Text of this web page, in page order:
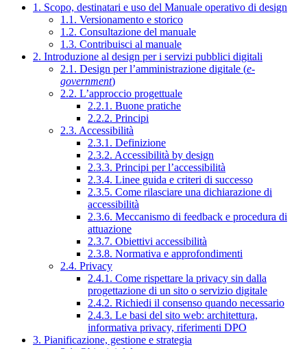
1. Scopo, destinatari e uso del Manuale operativo di design
1.1. Versionamento e storico
1.2. Consultazione del manuale
1.3. Contribuisci al manuale
2. Introduzione al design per i servizi pubblici digitali
2.1. Design per l’amministrazione digitale (e-
government)
2.2. L’approccio progettuale
2.2.1. Buone pratiche
2.2.2. Principi
2.3. Accessibilità
2.3.1. Definizione
2.3.2. Accessibilità by design
2.3.3. Principi per l’accessibilità
2.3.4. Linee guida e criteri di successo
2.3.5. Come rilasciare una dichiarazione di
accessibilità
2.3.6. Meccanismo di feedback e procedura di
attuazione
2.3.7. Obiettivi accessibilità
2.3.8. Normativa e approfondimenti
2.4. Privacy
2.4.1. Come rispettare la privacy sin dalla
progettazione di un sito o servizio digitale
2.4.2. Richiedi il consenso quando necessario
2.4.3. Le basi del sito web: architettura,
informativa privacy, riferimenti DPO
3. Pianificazione, gestione e strategia